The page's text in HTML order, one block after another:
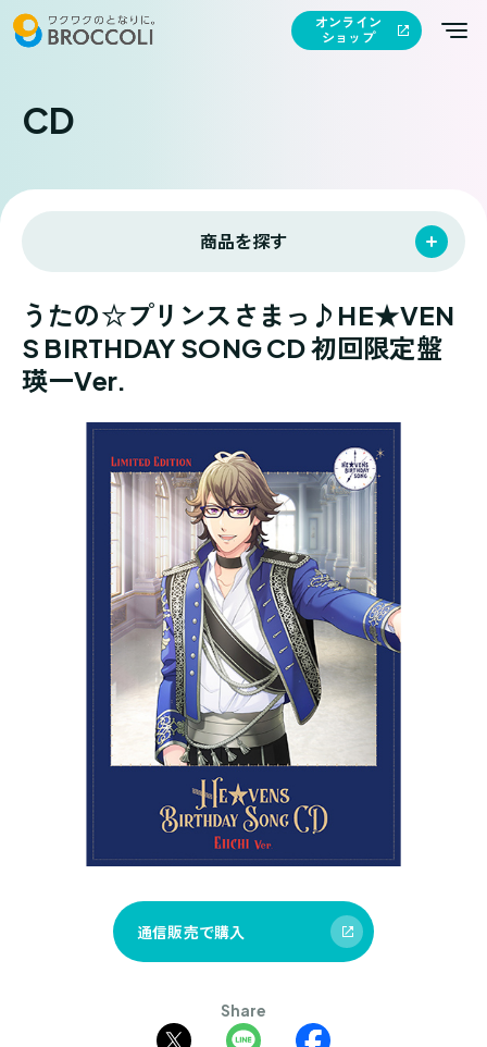
オンライン
ショップ
CD
商品を探す
うたの☆プリンスさまっ♪HE★VEN
S BIRTHDAY SONG CD 初回限定盤
瑛一Ver.
通信販売で購入
Share